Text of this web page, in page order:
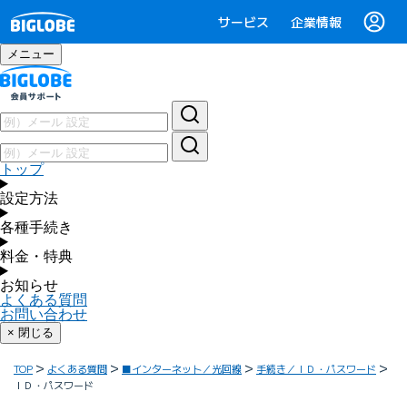
サービス 企業情報
メニュー
トップ
設定方法
各種手続き
料金・特典
お知らせ
よくある質問
お問い合わせ
× 閉じる
TOP よくある質問 ■インターネット／光回線
手続き／ＩＤ・パスワード
ＩＤ・パスワード